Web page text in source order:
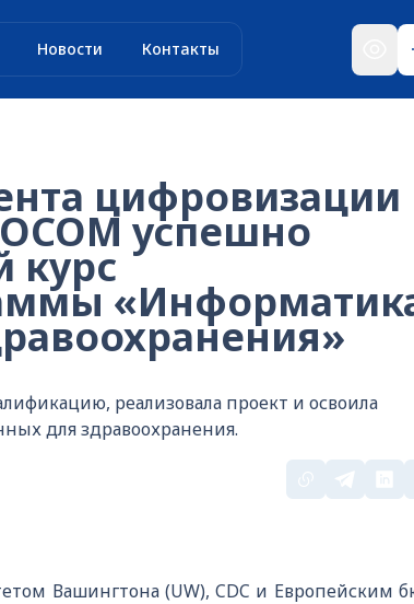
Новости Контакты
цифровизации
успешно
курс
реализовала проект и освоила
для здравоохранения.
Вашингтона (UW), CDC и Европейским